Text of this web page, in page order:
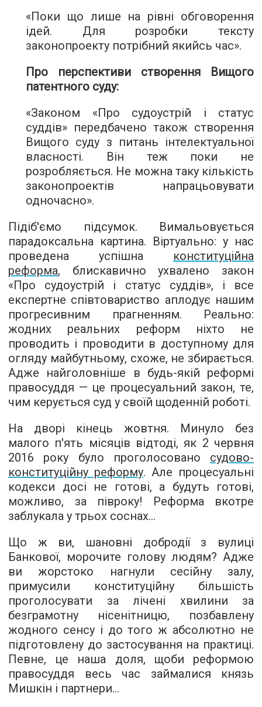
«Поки що лише на рівні обговорення
ідей. Для розробки тексту
законопроекту потрібний якийсь час».
Про перспективи створення Вищого
патентного суду:
«Законом «Про судоустрій і статус
суддів» передбачено також створення
Вищого суду з питань інтелектуальної
власності. Він теж поки не
розробляється. Не можна таку кількість
законопроектів напрацьовувати
одночасно».
Підіб'ємо підсумок. Вимальовується
парадоксальна картина. Віртуально: у нас
проведена успішна конституційна
реформа, блискавично ухвалено закон
«Про судоустрій і статус суддів», і все
експертне співтовариство аплодує нашим
прогресивним прагненням. Реально:
жодних реальних реформ ніхто не
проводить і проводити в доступному для
огляду майбутньому, схоже, не збирається.
Адже найголовніше в будь-якій реформі
правосуддя — це процесуальний закон, те,
чим керується суд у своїй щоденній роботі.
На дворі кінець жовтня. Минуло без
малого п'ять місяців відтоді, як 2 червня
2016 року було проголосовано судово-
конституційну реформу. Але процесуальні
кодекси досі не готові, а будуть готові,
можливо, за півроку! Реформа вкотре
заблукала у трьох соснах...
Що ж ви, шановні добродії з вулиці
Банкової, морочите голову людям? Адже
ви жорстоко нагнули сесійну залу,
примусили конституційну більшість
проголосувати за лічені хвилини за
безграмотну нісенітницю, позбавлену
жодного сенсу і до того ж абсолютно не
підготовлену до застосування на практиці.
Певне, це наша доля, щоби реформою
правосуддя весь час займалися князь
Мишкін і партнери...